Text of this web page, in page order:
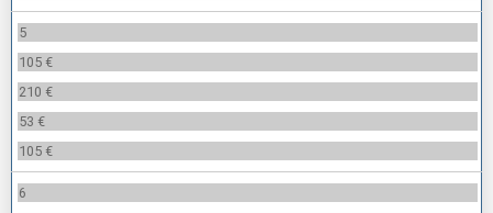
5
105 €
210 €
53 €
105 €
6